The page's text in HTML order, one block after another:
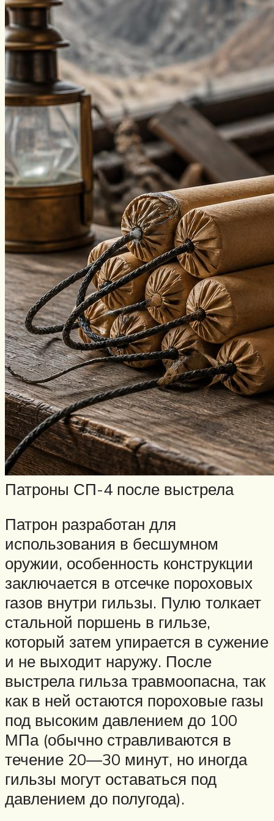
Патроны СП-4 после выстрела
Патрон разработан для
использования в бесшумном
оружии, особенность конструкции
заключается в отсечке пороховых
газов внутри гильзы. Пулю толкает
стальной поршень в гильзе,
который затем упирается в сужение
и не выходит наружу. После
выстрела гильза травмоопасна, так
как в ней остаются пороховые газы
под высоким давлением до 100
МПа (обычно стравливаются в
течение 20—30 минут, но иногда
гильзы могут оставаться под
давлением до полугода).